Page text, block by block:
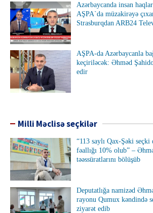
Azərbaycanda insan
AŞPA`da müzakirəyə
Strasburqdan ARB24
AŞPA-da Azərbaycanla
keçiriləcək: Əhməd
edir
Milli Məclisə seçkilər
“113 saylı Qax-Şəki seçki
fəallığı 10% olub” –
təəssüratlarını bölüşüb
Deputatlığa namizəd
rayonu Qumux kəndində
ziyarət edib